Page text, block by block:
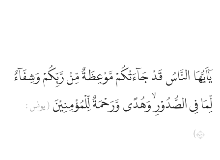
يٰٓاَيُّهَا النَّاسُ قَدْ جَاۤءَتْكُمْ مَّوْعِظَةٌ مِّنْ رَّبِّكُمْ وَشِفَاۤءٌ
لِّمَا فِى الصُّدُوْرِۙ وَهُدًى وَّرَحْمَةٌ لِّلْمُؤْمِنِيْنَ ( يونس :
٥٧)